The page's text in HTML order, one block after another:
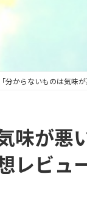
「分からないものは気味
味が
レビュ